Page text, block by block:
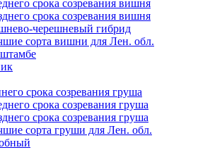
срока созревания вишня
срока созревания вишня
черешневый гибрид
сорта вишни для Лен. обл.
срока созревания груша
срока созревания груша
срока созревания груша
сорта груши для Лен. обл.